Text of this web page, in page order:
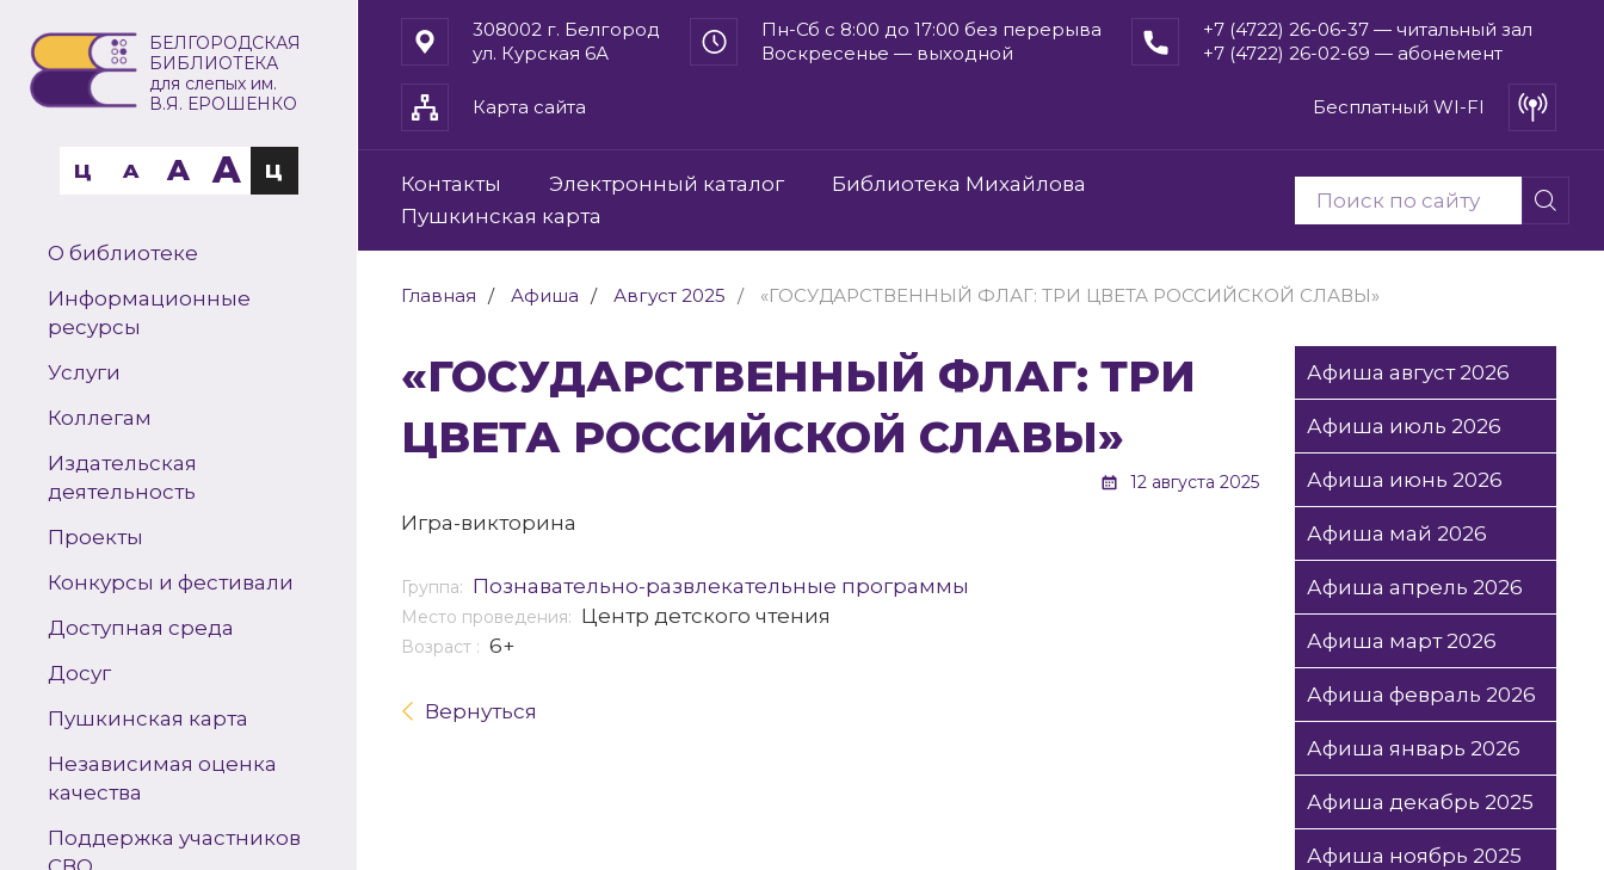
БЕЛГОРОДСКАЯ
БИБЛИОТЕКА
для слепых им.
В.Я. ЕРОШЕНКО
Ц A A A Ц
О библиотеке
Информационные
ресурсы
Услуги
Коллегам
Издательская
деятельность
Проекты
Конкурсы и фестивали
Доступная среда
Досуг
Пушкинская карта
Независимая оценка
качества
Поддержка участников
308002 г. Белгород
ул. Курская 6А
Пн-Сб с 8:00 до 17:00 без перерыва
Воскресенье — выходной
+7 (4722) 26-06-37 — читальный зал
+7 (4722) 26-02-69 — абонемент
Карта сайта Бесплатный WI-FI
Контакты Электронный каталог
Библиотека Михайлова
Пушкинская карта
Главная Афиша Август 2025 «ГОСУДАРСТВЕННЫЙ ФЛАГ: ТРИ ЦВЕТА РОССИЙСКОЙ СЛАВЫ»
«ГОСУДАРСТВЕННЫЙ ФЛАГ: ТРИ
ЦВЕТА РОССИЙСКОЙ СЛАВЫ»
12 августа 2025
Игра-викторина
Группа: Познавательно-развлекательные программы
Место проведения: Центр детского чтения
Возраст : 6+
Вернуться
Афиша август 2026
Афиша июль 2026
Афиша июнь 2026
Афиша май 2026
Афиша апрель 2026
Афиша март 2026
Афиша февраль 2026
Афиша январь 2026
Афиша декабрь 2025
Афиша ноябрь 2025